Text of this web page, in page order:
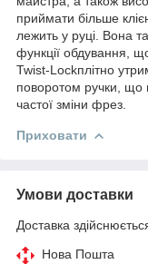
приймати більше
лежить у руці. Вона
функції обдування,
Twist-Lockплітно
поворотом ручки, що
частої зміни фрез.
Приховати
Умови доставки
Доставка
Нова Пошта